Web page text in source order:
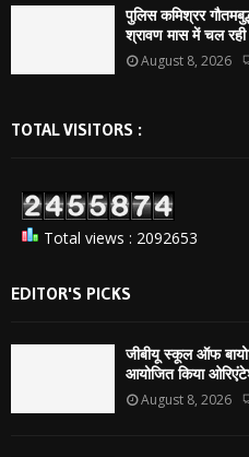
पुलिस कमिश्रर
श्रावण मास में चल
August 8, 2026
TOTAL VISITORS :
Total views : 2092653
EDITOR'S PICKS
जीबीयू स्कूल ऑफ
आयोजित किया
August 8, 2026